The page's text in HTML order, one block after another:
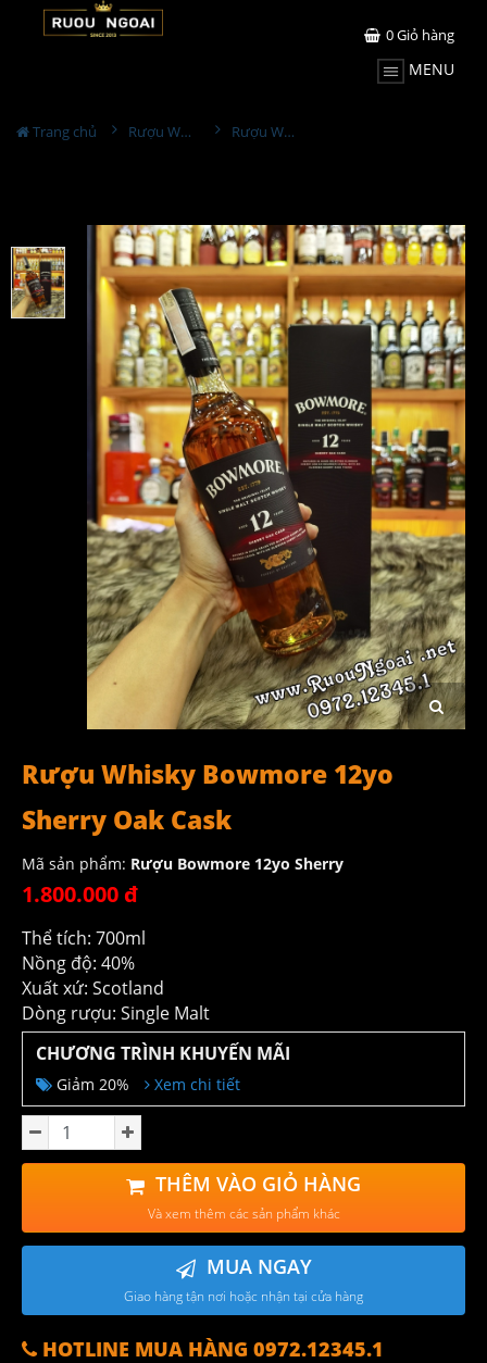
0Giỏ hàng
MENU
Trang chủ Rượu Whisky Rượu Whisky Bowmore 12yo Sherry Oak Cask
Rượu Whisky Bowmore 12yo
Sherry Oak Cask
Mã sản phẩm: Rượu Bowmore 12yo Sherry
1.800.000 đ
Thể tích: 700ml
Nồng độ: 40%
Xuất xứ: Scotland
Dòng rượu: Single Malt
CHƯƠNG TRÌNH KHUYẾN MÃI
Giảm 20% Xem chi tiết
THÊM VÀO GIỎ HÀNG
Và xem thêm các sản phẩm khác
MUA NGAY
Giao hàng tận nơi hoặc nhận tại cửa hàng
HOTLINE MUA HÀNG 0972.12345.1